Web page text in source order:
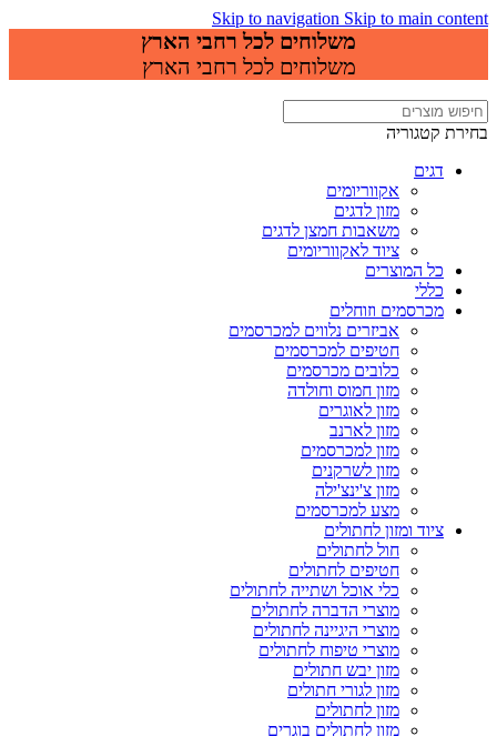
Skip to navigation Skip to main content
משלוחים לכל רחבי הארץ
משלוחים לכל רחבי הארץ
בחירת קטגוריה
דגים
אקווריומים
מזון לדגים
משאבות חמצן לדגים
ציוד לאקווריומים
כל המוצרים
כללי
מכרסמים וזוחלים
אביזרים נלווים למכרסמים
חטיפים למכרסמים
כלובים מכרסמים
מזון חמוס וחולדה
מזון לאוגרים
מזון לארנב
מזון למכרסמים
מזון לשרקנים
מזון צ'ינצ'ילה
מצע למכרסמים
ציוד ומזון לחתולים
חול לחתולים
חטיפים לחתולים
כלי אוכל ושתייה לחתולים
מוצרי הדברה לחתולים
מוצרי היגיינה לחתולים
מוצרי טיפוח לחתולים
מזון יבש חתולים
מזון לגורי חתולים
מזון לחתולים
מזון לחתולים בוגרים